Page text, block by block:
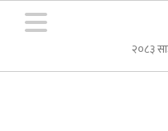
२०८३